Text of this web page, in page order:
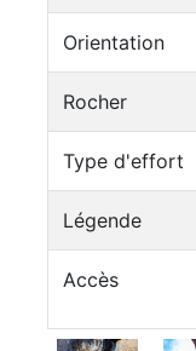
Orientation
Rocher
Type d'effort
Légende
Accès